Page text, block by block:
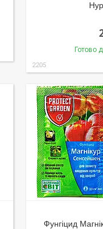
Готово
2205
Фунгіцид